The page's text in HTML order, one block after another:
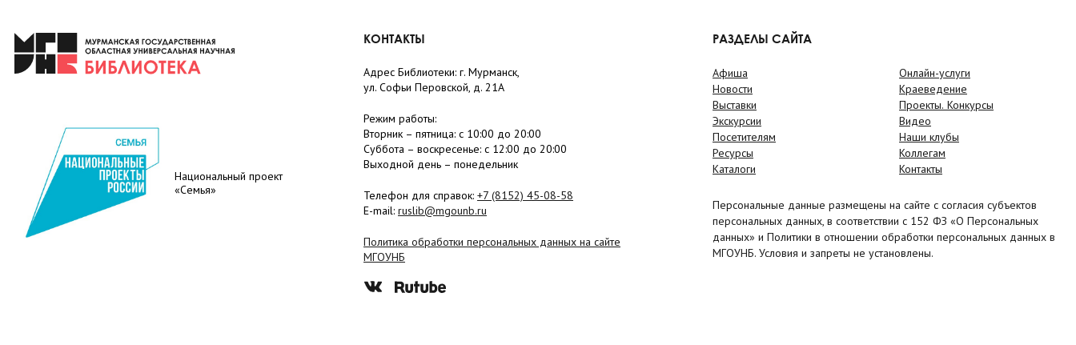
Национальный проект
«Семья»
КОНТАКТЫ
Адрес Библиотеки: г. Мурманск,
ул. Софьи Перовской, д. 21А
Режим работы:
Вторник – пятница: с 10:00 до 20:00
Суббота – воскресенье: c 12:00 до 20:00
Выходной день – понедельник
Телефон для справок: +7 (8152) 45-08-58
E-mail: ruslib@mgounb.ru
Политика обработки персональных данных на сайте
МГОУНБ
РАЗДЕЛЫ САЙТА
Афиша
Новости
Выставки
Экскурсии
Посетителям
Ресурсы
Каталоги
Онлайн-услуги
Краеведение
Проекты. Конкурсы
Видео
Наши клубы
Коллегам
Контакты
Персональные данные размещены на сайте с согласия субъектов
персональных данных, в соответствии с 152 ФЗ «О Персональных
данных» и Политики в отношении обработки персональных данных в
МГОУНБ. Условия и запреты не установлены.